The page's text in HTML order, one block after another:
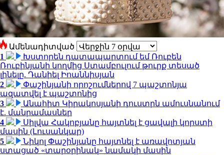
Ամենադիտված
1
Խստորեն դատապարտում եմ Ռուբեն
Ռուբինյանի կողմից Ստամբուլում թուրք տեսած
լինելը. Դանիել Իոաննիսյան
2
Փաշինյանի որոշումներով 7 պաշտոնյա
ազատվել է պաշտոնից
3
Անահիտ Կիրակոսյանի դուստրն ամուսնանում
է. մանրամասներ
4
Սիլվա Հակոբյանը հայտնել է ցավալի կորստի
մասին (Լուսանկար)
5
Նիկոլ Փաշինյանը հայտնել է առավոտյան
ստացած «տարօրինակ» նամակի մասին